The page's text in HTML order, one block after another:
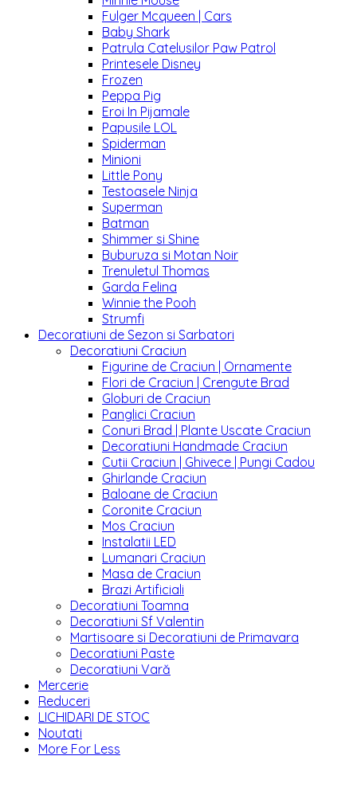
Fulger Mcqueen | Cars
Baby Shark
Patrula Catelusilor Paw Patrol
Printesele Disney
Frozen
Peppa Pig
Eroi In Pijamale
Papusile LOL
Spiderman
Minioni
Little Pony
Testoasele Ninja
Superman
Batman
Shimmer si Shine
Buburuza si Motan Noir
Trenuletul Thomas
Garda Felina
Winnie the Pooh
Strumfi
Decoratiuni de Sezon si Sarbatori
Decoratiuni Craciun
Figurine de Craciun | Ornamente
Flori de Craciun | Crengute Brad
Globuri de Craciun
Panglici Craciun
Conuri Brad | Plante Uscate Craciun
Decoratiuni Handmade Craciun
Cutii Craciun | Ghivece | Pungi Cadou
Ghirlande Craciun
Baloane de Craciun
Coronite Craciun
Mos Craciun
Instalatii LED
Lumanari Craciun
Masa de Craciun
Brazi Artificiali
Decoratiuni Toamna
Decoratiuni Sf Valentin
Martisoare si Decoratiuni de Primavara
Decoratiuni Paste
Decoratiuni Vară
Mercerie
Reduceri
LICHIDARI DE STOC
Noutati
More For Less